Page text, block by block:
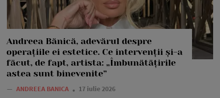
Andreea Bănică, adevărul despre
operațiile ei estetice. Ce intervenții și-a
făcut, de fapt, artista: „Îmbunătățirile
astea sunt binevenite”
— ANDREEA BANICA 17 iulie 2026